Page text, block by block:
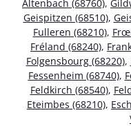
Altenbach (68760),
Geispitzen (68510),
Fulleren (68210),
Fréland (68240),
Folgensbourg (68220),
Fessenheim (68740),
Feldkirch (68540),
Eteimbes (68210),